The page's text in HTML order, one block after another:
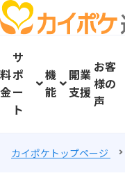
料
金
サ
ポ
ー
ト
機
能
開業
支援
お客
様の
声
カイポケトップページ